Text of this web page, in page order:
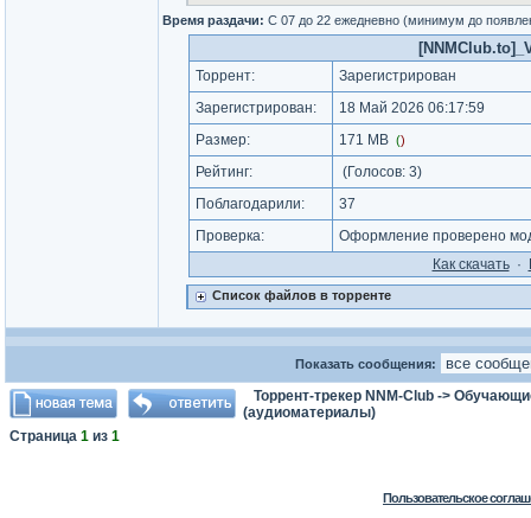
Время раздачи: С 07 до 22 ежедневно (минимум до
Торрент:
Зарегистрирован
Зарегистрирован:
18 Май 2026 06:17:59
Размер:
171 MB ()
Рейтинг: (Голосов: 3)
Поблагодарили:
37
Проверка:
Оформление проверено
Как cкачать·
Список файлов в торренте
Показать сообщения:
Торрент-трекер NNM-Club ->
(аудиоматериалы)
Страница 1 из 1
Пользовательское